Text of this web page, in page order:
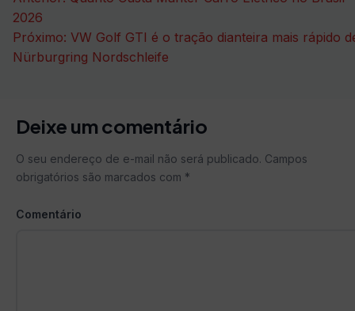
de
Post
2026
Próximo: VW Golf GTI é o tração dianteira mais rápido
Nürburgring Nordschleife
Deixe um comentário
O seu endereço de e-mail não será publicado. Campos
obrigatórios são marcados com *
Comentário